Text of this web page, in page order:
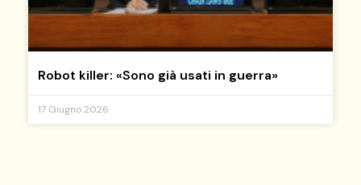
Robot killer: «Sono già usati in guerra»
17 Giugno 2026